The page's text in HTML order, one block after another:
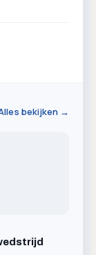
bekijken →